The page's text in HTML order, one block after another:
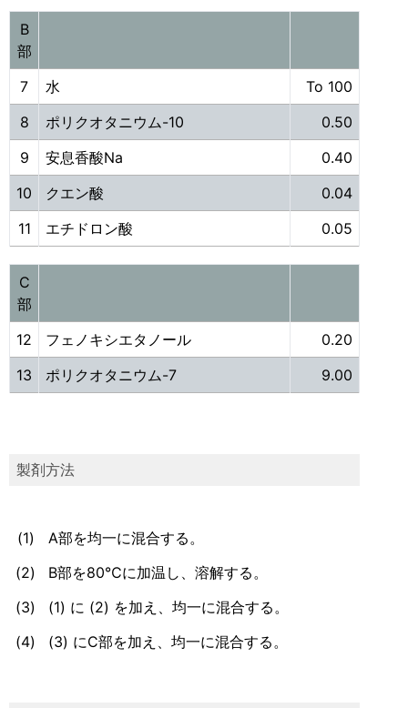
B
部
7
水
To 100
8
ポリクオタニウム-10
0.50
9
安息香酸Na
0.40
10
クエン酸
0.04
11
エチドロン酸 0.05
C
部
12
フェノキシエタノール
0.20
13
ポリクオタニウム-7 9.00
製剤方法
(1)
A部を均一に混合する。
(2)
B部を80℃に加温し、溶解する。
(3)
(1) に (2) を加え、均一に混合する。
(4)
(3) にC部を加え、均一に混合する。